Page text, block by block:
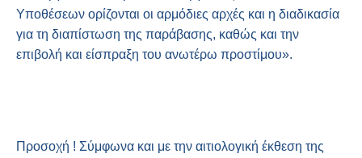
Υποθέσεων ορίζονται οι αρμόδιες αρχές και η διαδικασία
για τη διαπίστωση της παράβασης, καθώς και την
επιβολή και είσπραξη του ανωτέρω προστίμου».
Προσοχή ! Σύμφωνα και με την αιτιολογική έκθεση της